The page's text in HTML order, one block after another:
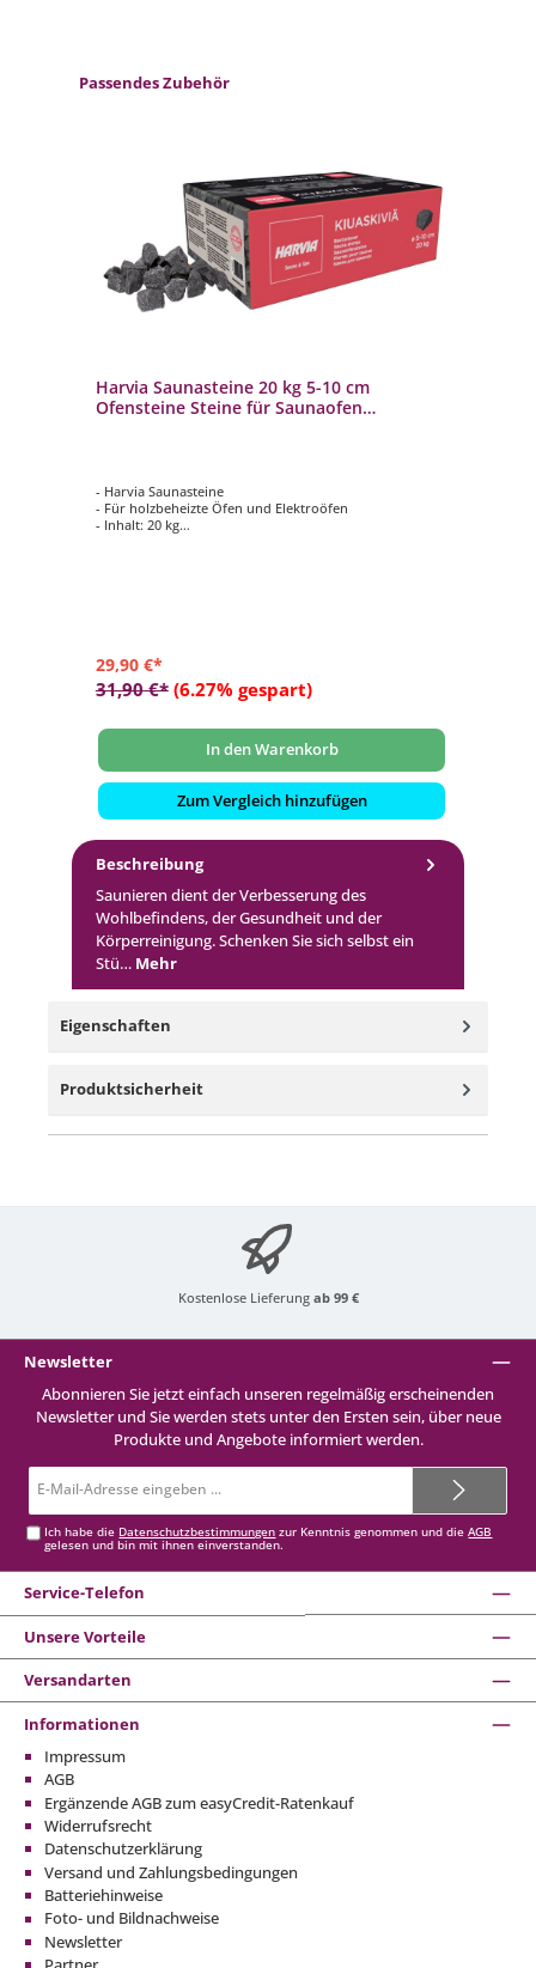
Produktgalerie überspringen
Passendes Zubehör
Harvia Saunasteine 20 kg 5-10 cm
Ofensteine Steine für Saunaofen
- Harvia Saunasteine
- Für holzbeheizte Öfen und Elektroöfen
- Inhalt: 20 kg
29,90 €*
31,90 €* (6.27% gespart)
In den Warenkorb
Zum Vergleich hinzufügen
Beschreibung
Saunieren dient der Verbesserung des
Wohlbefindens, der Gesundheit und der
Körperreinigung. Schenken Sie sich selbst ein
Stü… Mehr
Eigenschaften
Produktsicherheit
Kostenlose Lieferung ab 99 €
Newsletter
Abonnieren Sie jetzt einfach unseren regelmäßig erscheinenden
Newsletter und Sie werden stets unter den Ersten sein, über neue
Produkte und Angebote informiert werden.
Mail-
Ich habe die Datenschutzbestimmungen zur Kenntnis genommen und dieAGB
gelesen und bin mit ihnen einverstanden.
Service-Telefon
Unsere Vorteile
Versandarten
Informationen
Impressum
AGB
Ergänzende AGB zum easyCredit-Ratenkauf
Widerrufsrecht
Datenschutzerklärung
Versand und Zahlungsbedingungen
Batteriehinweise
Foto- und Bildnachweise
Newsletter